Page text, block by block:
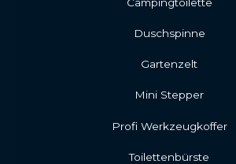
Duschspinne
Gartenzelt
Mini Stepper
Profi Werkzeugkoffer
Toilettenbürste